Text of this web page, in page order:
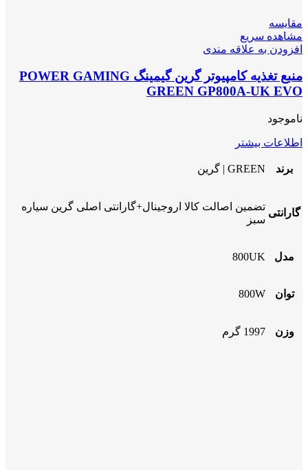
مقایسه
مشاهده سریع
افزودن به علاقه مندی
منبع تغذیه کامپیوتر گرین گیمینگ POWER GAMING
GREEN GP800A-UK EVO
ناموجود
اطلاعات بیشتر
برند GREEN | گرین
گارانتی
تضمین اصالت کالا اروجینال+گارانتی اصلی گرین سیاره
سبز
مدل 800UK
توان 800W
وزن 1997 گرم